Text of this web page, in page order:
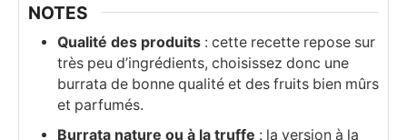
NOTES
Qualité des produits : cette recette repose sur
très peu d’ingrédients, choisissez donc une
burrata de bonne qualité et des fruits bien mûrs
et parfumés.
Burrata nature ou à la truffe : la version à la